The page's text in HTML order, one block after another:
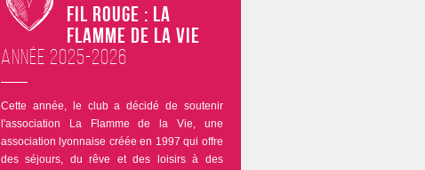
fil rouge : La
Flamme de la Vie
Année 2025-2026
Cette année, le club a décidé de soutenir
l'association La Flamme de la Vie, une
association lyonnaise créée en 1997 qui offre
des séjours, du rêve et des loisirs à des